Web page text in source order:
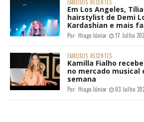
FAMOSOS RECENTES
Em Los Angeles,
hairstylist de Demi
Kardashian e mais
Por: Hiago Júnior 17 Julho
FAMOSOS RECENTES
Kamilla Fialho
no mercado musical
semana
Por: Hiago Júnior 03 Julho